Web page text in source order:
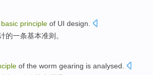
basic principle of UI design
的一条基本准则 。
of the worm gearing is analysed